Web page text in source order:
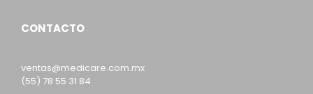
CONTACTO
ventas@medicare.com.mx
(55) 78 55 31 84